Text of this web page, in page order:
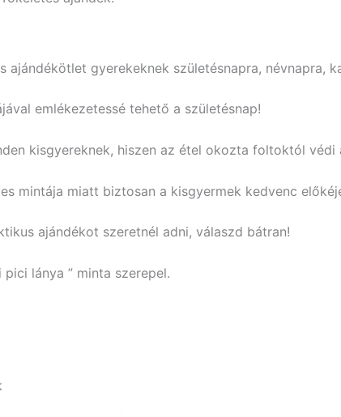
ajándékötlet gyerekeknek születésnapra, névnapra,
emlékezetessé tehető a születésnap!
kisgyereknek, hiszen az étel okozta foltoktól védi
mintája miatt biztosan a kisgyermek kedvenc
ajándékot szeretnél adni, válaszd bátran!
lánya ” minta szerepel.